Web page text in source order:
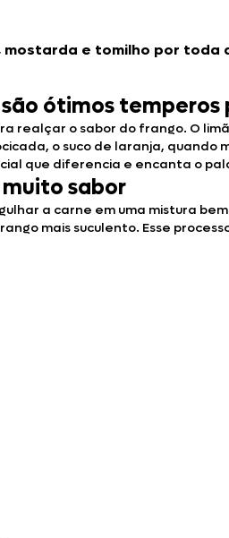
mostarda e tomilho por toda
ótimos temperos
o sabor do frango. O
o suco de laranja, quando
que diferencia e encanta o
sabor
a carne em uma mistura
mais suculento. Esse